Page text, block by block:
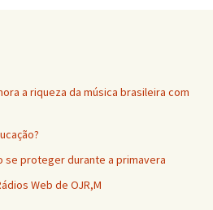
a riqueza da música brasileira com
se proteger durante a primavera
Web de OJR,M